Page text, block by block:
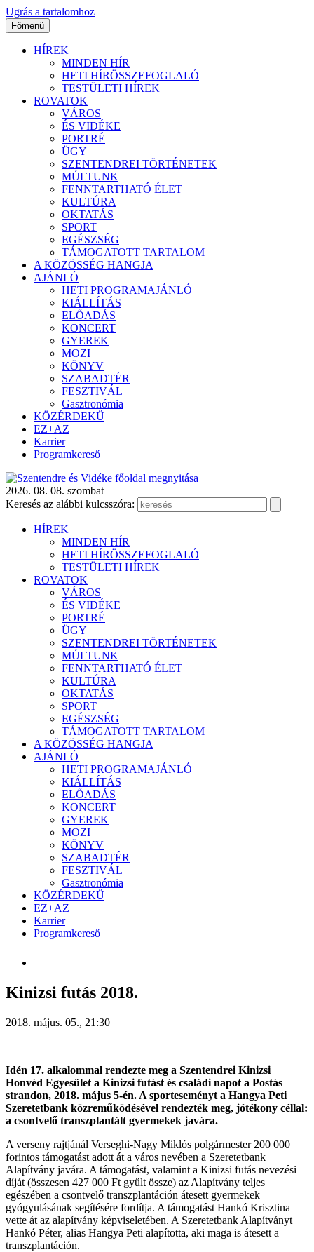
Ugrás a tartalomhoz
Főmenü
HÍREK
MINDEN HÍR
HETI HÍRÖSSZEFOGLALÓ
TESTÜLETI HÍREK
ROVATOK
VÁROS
ÉS VIDÉKE
PORTRÉ
ÜGY
SZENTENDREI TÖRTÉNETEK
MÚLTUNK
FENNTARTHATÓ ÉLET
KULTÚRA
OKTATÁS
SPORT
EGÉSZSÉG
TÁMOGATOTT TARTALOM
A KÖZÖSSÉG HANGJA
AJÁNLÓ
HETI PROGRAMAJÁNLÓ
KIÁLLÍTÁS
ELŐADÁS
KONCERT
GYEREK
MOZI
KÖNYV
SZABADTÉR
FESZTIVÁL
Gasztronómia
KÖZÉRDEKŰ
EZ+AZ
Karrier
Programkereső
2026. 08. 08. szombat
Keresés az alábbi kulcsszóra:
HÍREK
MINDEN HÍR
HETI HÍRÖSSZEFOGLALÓ
TESTÜLETI HÍREK
ROVATOK
VÁROS
ÉS VIDÉKE
PORTRÉ
ÜGY
SZENTENDREI TÖRTÉNETEK
MÚLTUNK
FENNTARTHATÓ ÉLET
KULTÚRA
OKTATÁS
SPORT
EGÉSZSÉG
TÁMOGATOTT TARTALOM
A KÖZÖSSÉG HANGJA
AJÁNLÓ
HETI PROGRAMAJÁNLÓ
KIÁLLÍTÁS
ELŐADÁS
KONCERT
GYEREK
MOZI
KÖNYV
SZABADTÉR
FESZTIVÁL
Gasztronómia
KÖZÉRDEKŰ
EZ+AZ
Karrier
Programkereső
Kinizsi futás 2018.
2018. május. 05., 21:30
Idén 17. alkalommal rendezte meg a Szentendrei Kinizsi
Honvéd Egyesület a Kinizsi futást és családi napot a Postás
strandon, 2018. május 5-én. A sporteseményt a Hangya Peti
Szeretetbank közreműködésével rendezték meg, jótékony céllal:
a csontvelő transzplantált gyermekek javára.
A verseny rajtjánál Verseghi-Nagy Miklós polgármester 200 000
forintos támogatást adott át a város nevében a Szeretetbank
Alapítvány javára. A támogatást, valamint a Kinizsi futás nevezési
díját (összesen 427 000 Ft gyűlt össze) az Alapítvány teljes
egészében a csontvelő transzplantáción átesett gyermekek
gyógyulásának segítésére fordítja. A támogatást Hankó Krisztina
vette át az alapítvány képviseletében. A Szeretetbank Alapítványt
Hankó Péter, alias Hangya Peti alapította, aki maga is átesett a
transzplantáción.